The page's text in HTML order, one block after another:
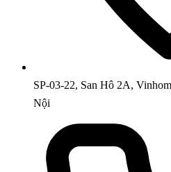
SP-03-22, San Hô 2A,
Nội